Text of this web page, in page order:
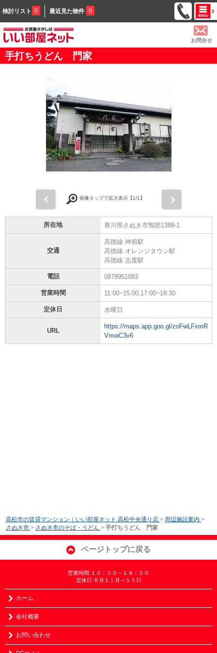
検討リスト 0 最近見た物件 0
お問合せ
手打ちうどん 門家
画像タップで拡大表示【1/1】
所在地 香川県さぬき市鴨部1388-1
交通
高徳線 神前駅
高徳線 オレンジタウン駅
高徳線 志度駅
電話 0878951983
営業時間 11:00~15:00,17:00~18:30
定休日 水曜日
URL
https://maps.app.goo.gl/zoFwLFxmR
VmoiC3v6
高松市の賃貸マンション｜いい部屋ネット 高松中央通り店 > 周辺施設案内 >
さぬき市 > さぬき市のそば・うどん > 手打ちうどん 門家
ページトップに戻る
営業時間:１０：００～１８：００
定休日:８月１１月～１５日
ホーム
会社概要
お問い合わせ